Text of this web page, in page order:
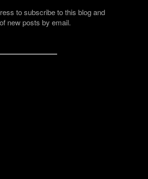
to subscribe to this blog and
new posts by email.